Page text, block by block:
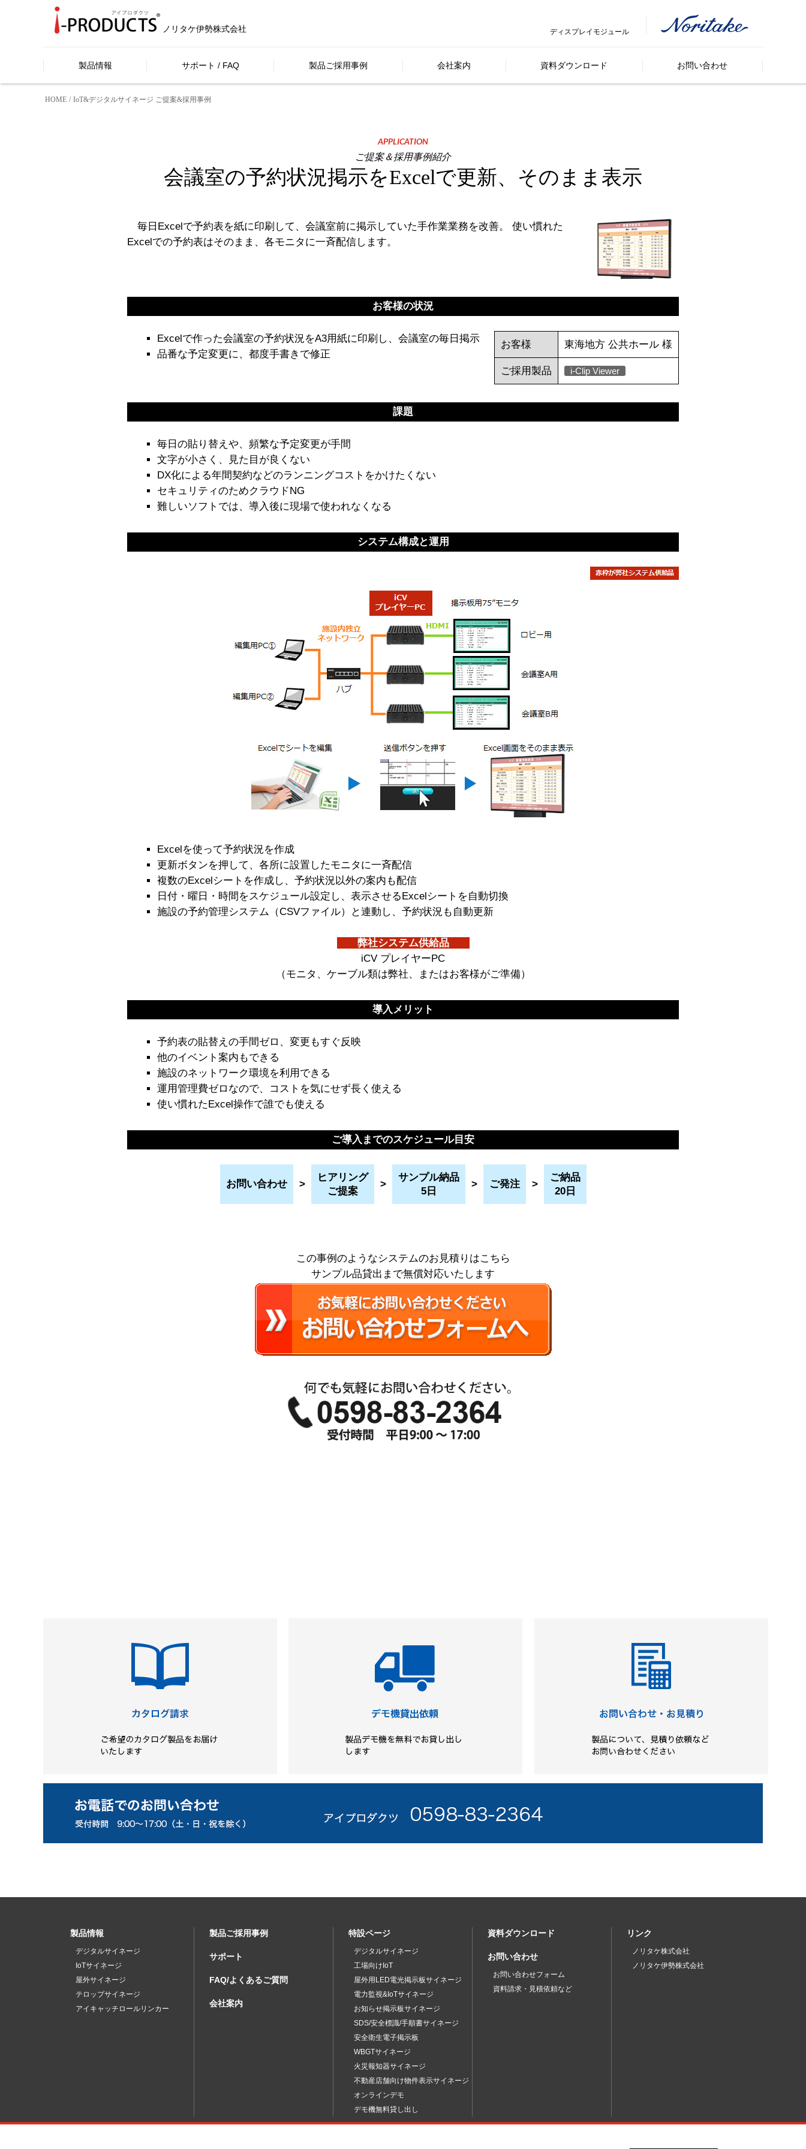
ノリタケ伊勢株式会社 ディスプレイモジュール
製品情報 サポート / FAQ 製品ご採用事例 会社案内 資料ダウンロード お問い合わせ
HOME IoT&デジタルサイネージ ご提案&採用事例
APPLICATION
ご提案＆採用事例紹介
会議室の予約状況掲示をExcelで更新、そのまま表示
毎日Excelで予約表を紙に印刷して、会議室前に掲示していた手作業業務を改善。 使い慣れた
Excelでの予約表はそのまま、各モニタに一斉配信します。
お客様の状況
お客様 東海地方 公共ホール 様
ご採用製品 i-Clip Viewer
Excelで作った会議室の予約状況をA3用紙に印刷し、会議室の毎日掲示
品番な予定変更に、都度手書きで修正
課題
毎日の貼り替えや、頻繁な予定変更が手間
文字が小さく、見た目が良くない
DX化による年間契約などのランニングコストをかけたくない
セキュリティのためクラウドNG
難しいソフトでは、導入後に現場で使われなくなる
システム構成と運用
Excelを使って予約状況を作成
更新ボタンを押して、各所に設置したモニタに一斉配信
複数のExcelシートを作成し、予約状況以外の案内も配信
日付・曜日・時間をスケジュール設定し、表示させるExcelシートを自動切換
施設の予約管理システム（CSVファイル）と連動し、予約状況も自動更新
弊社システム供給品
iCV プレイヤーPC
（モニタ、ケーブル類は弊社、またはお客様がご準備）
導入メリット
予約表の貼替えの手間ゼロ、変更もすぐ反映
他のイベント案内もできる
施設のネットワーク環境を利用できる
運用管理費ゼロなので、コストを気にせず長く使える
使い慣れたExcel操作で誰でも使える
ご導入までのスケジュール目安
お問い合わせ >
ヒアリング
ご提案
>
サンプル納品
5日
> ご発注 >
ご納品
20日
この事例のようなシステムのお見積りはこちら
サンプル品貸出まで無償対応いたします
製品情報
デジタルサイネージ
IoTサイネージ
屋外サイネージ
テロップサイネージ
アイキャッチロールリンカー
製品ご採用事例
サポート
FAQ/よくあるご質問
会社案内
特設ページ
デジタルサイネージ
工場向けIoT
屋外用LED電光掲示板サイネージ
電力監視&IoTサイネージ
お知らせ掲示板サイネージ
SDS/安全標識/手順書サイネージ
安全衛生電子掲示板
WBGTサイネージ
火災報知器サイネージ
不動産店舗向け物件表示サイネージ
オンラインデモ
デモ機無料貸し出し
資料ダウンロード
お問い合わせ
お問い合わせフォーム
資料請求・見積依頼など
リンク
ノリタケ株式会社
ノリタケ伊勢株式会社